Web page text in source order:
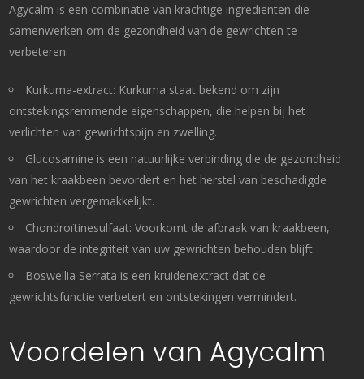
Agycalm is een combinatie van krachtige ingrediënten die
samenwerken om de gezondheid van de gewrichten te
verbeteren:
Kurkuma-extract: Kurkuma staat bekend om zijn
ontstekingsremmende eigenschappen, die helpen bij het
verlichten van gewrichtspijn en zwelling.
Glucosamine is een natuurlijke verbinding die de gezondheid
van het kraakbeen bevordert en het herstel van beschadigde
gewrichten vergemakkelijkt.
Chondroïtinesulfaat: Voorkomt de afbraak van kraakbeen,
waardoor de integriteit van uw gewrichten behouden blijft.
Boswellia Serrata is een kruidenextract dat de
gewrichtsfunctie verbetert en ontstekingen vermindert.
Voordelen van Agycalm